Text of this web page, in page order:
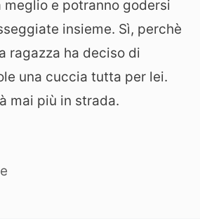
e potranno godersi
insieme. Sì, perchè
ragazza ha deciso di
una cuccia tutta per lei.
mai più in strada.